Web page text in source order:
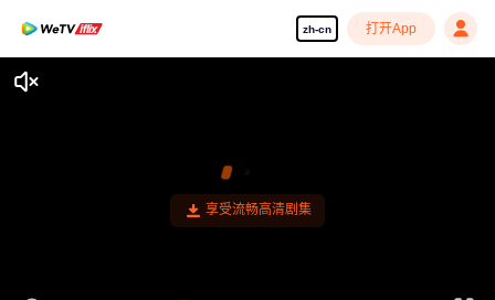
zh-cn 打开App
享受流畅高清剧集